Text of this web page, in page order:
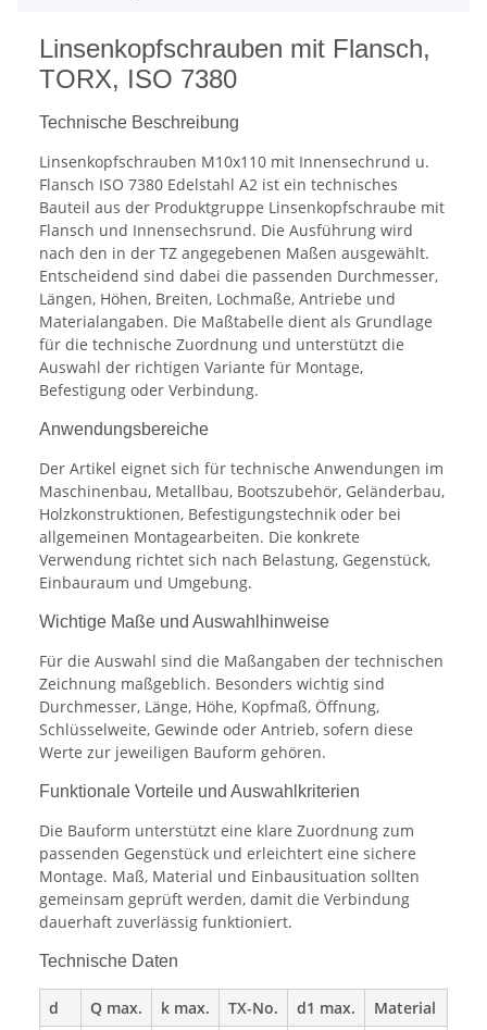
Linsenkopfschrauben mit Flansch,
TORX, ISO 7380
Technische Beschreibung
Linsenkopfschrauben M10x110 mit Innensechrund u.
Flansch ISO 7380 Edelstahl A2 ist ein technisches
Bauteil aus der Produktgruppe Linsenkopfschraube mit
Flansch und Innensechsrund. Die Ausführung wird
nach den in der TZ angegebenen Maßen ausgewählt.
Entscheidend sind dabei die passenden Durchmesser,
Längen, Höhen, Breiten, Lochmaße, Antriebe und
Materialangaben. Die Maßtabelle dient als Grundlage
für die technische Zuordnung und unterstützt die
Auswahl der richtigen Variante für Montage,
Befestigung oder Verbindung.
Anwendungsbereiche
Der Artikel eignet sich für technische Anwendungen im
Maschinenbau, Metallbau, Bootszubehör, Geländerbau,
Holzkonstruktionen, Befestigungstechnik oder bei
allgemeinen Montagearbeiten. Die konkrete
Verwendung richtet sich nach Belastung, Gegenstück,
Einbauraum und Umgebung.
Wichtige Maße und Auswahlhinweise
Für die Auswahl sind die Maßangaben der technischen
Zeichnung maßgeblich. Besonders wichtig sind
Durchmesser, Länge, Höhe, Kopfmaß, Öffnung,
Schlüsselweite, Gewinde oder Antrieb, sofern diese
Werte zur jeweiligen Bauform gehören.
Funktionale Vorteile und Auswahlkriterien
Die Bauform unterstützt eine klare Zuordnung zum
passenden Gegenstück und erleichtert eine sichere
Montage. Maß, Material und Einbausituation sollten
gemeinsam geprüft werden, damit die Verbindung
dauerhaft zuverlässig funktioniert.
Technische Daten
d Q max. k max. TX-No. d1 max. Material